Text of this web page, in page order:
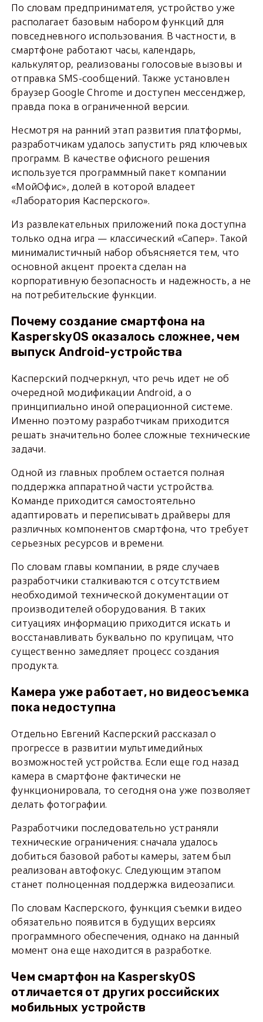
По словам предпринимателя, устройство уже
располагает базовым набором функций для
повседневного использования. В частности, в
смартфоне работают часы, календарь,
калькулятор, реализованы голосовые вызовы и
отправка SMS-сообщений. Также установлен
браузер Google Chrome и доступен мессенджер,
правда пока в ограниченной версии.
Несмотря на ранний этап развития платформы,
разработчикам удалось запустить ряд ключевых
программ. В качестве офисного решения
используется программный пакет компании
«МойОфис», долей в которой владеет
«Лаборатория Касперского».
Из развлекательных приложений пока доступна
только одна игра — классический «Сапер». Такой
минималистичный набор объясняется тем, что
основной акцент проекта сделан на
корпоративную безопасность и надежность, а не
на потребительские функции.
Почему создание смартфона на
KasperskyOS оказалось сложнее, чем
выпуск Android-устройства
Касперский подчеркнул, что речь идет не об
очередной модификации Android, а о
принципиально иной операционной системе.
Именно поэтому разработчикам приходится
решать значительно более сложные технические
задачи.
Одной из главных проблем остается полная
поддержка аппаратной части устройства.
Команде приходится самостоятельно
адаптировать и переписывать драйверы для
различных компонентов смартфона, что требует
серьезных ресурсов и времени.
По словам главы компании, в ряде случаев
разработчики сталкиваются с отсутствием
необходимой технической документации от
производителей оборудования. В таких
ситуациях информацию приходится искать и
восстанавливать буквально по крупицам, что
существенно замедляет процесс создания
продукта.
Камера уже работает, но видеосъемка
пока недоступна
Отдельно Евгений Касперский рассказал о
прогрессе в развитии мультимедийных
возможностей устройства. Если еще год назад
камера в смартфоне фактически не
функционировала, то сегодня она уже позволяет
делать фотографии.
Разработчики последовательно устраняли
технические ограничения: сначала удалось
добиться базовой работы камеры, затем был
реализован автофокус. Следующим этапом
станет полноценная поддержка видеозаписи.
По словам Касперского, функция съемки видео
обязательно появится в будущих версиях
программного обеспечения, однако на данный
момент она еще находится в разработке.
Чем смартфон на KasperskyOS
отличается от других российских
мобильных устройств